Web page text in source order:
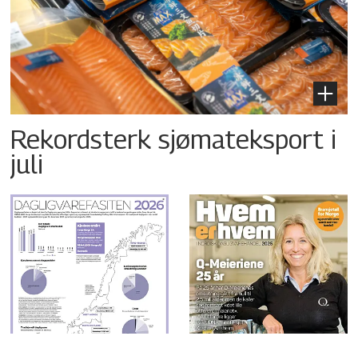
Rekordsterk sjømateksport i
juli